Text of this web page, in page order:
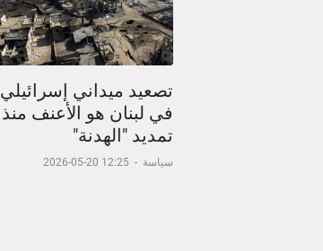
تصعيد ميداني إسرائيلي
في لبنان هو الأعنف منذ
تمديد "الهدنة"
سياسة -
12:25 20-05-2026